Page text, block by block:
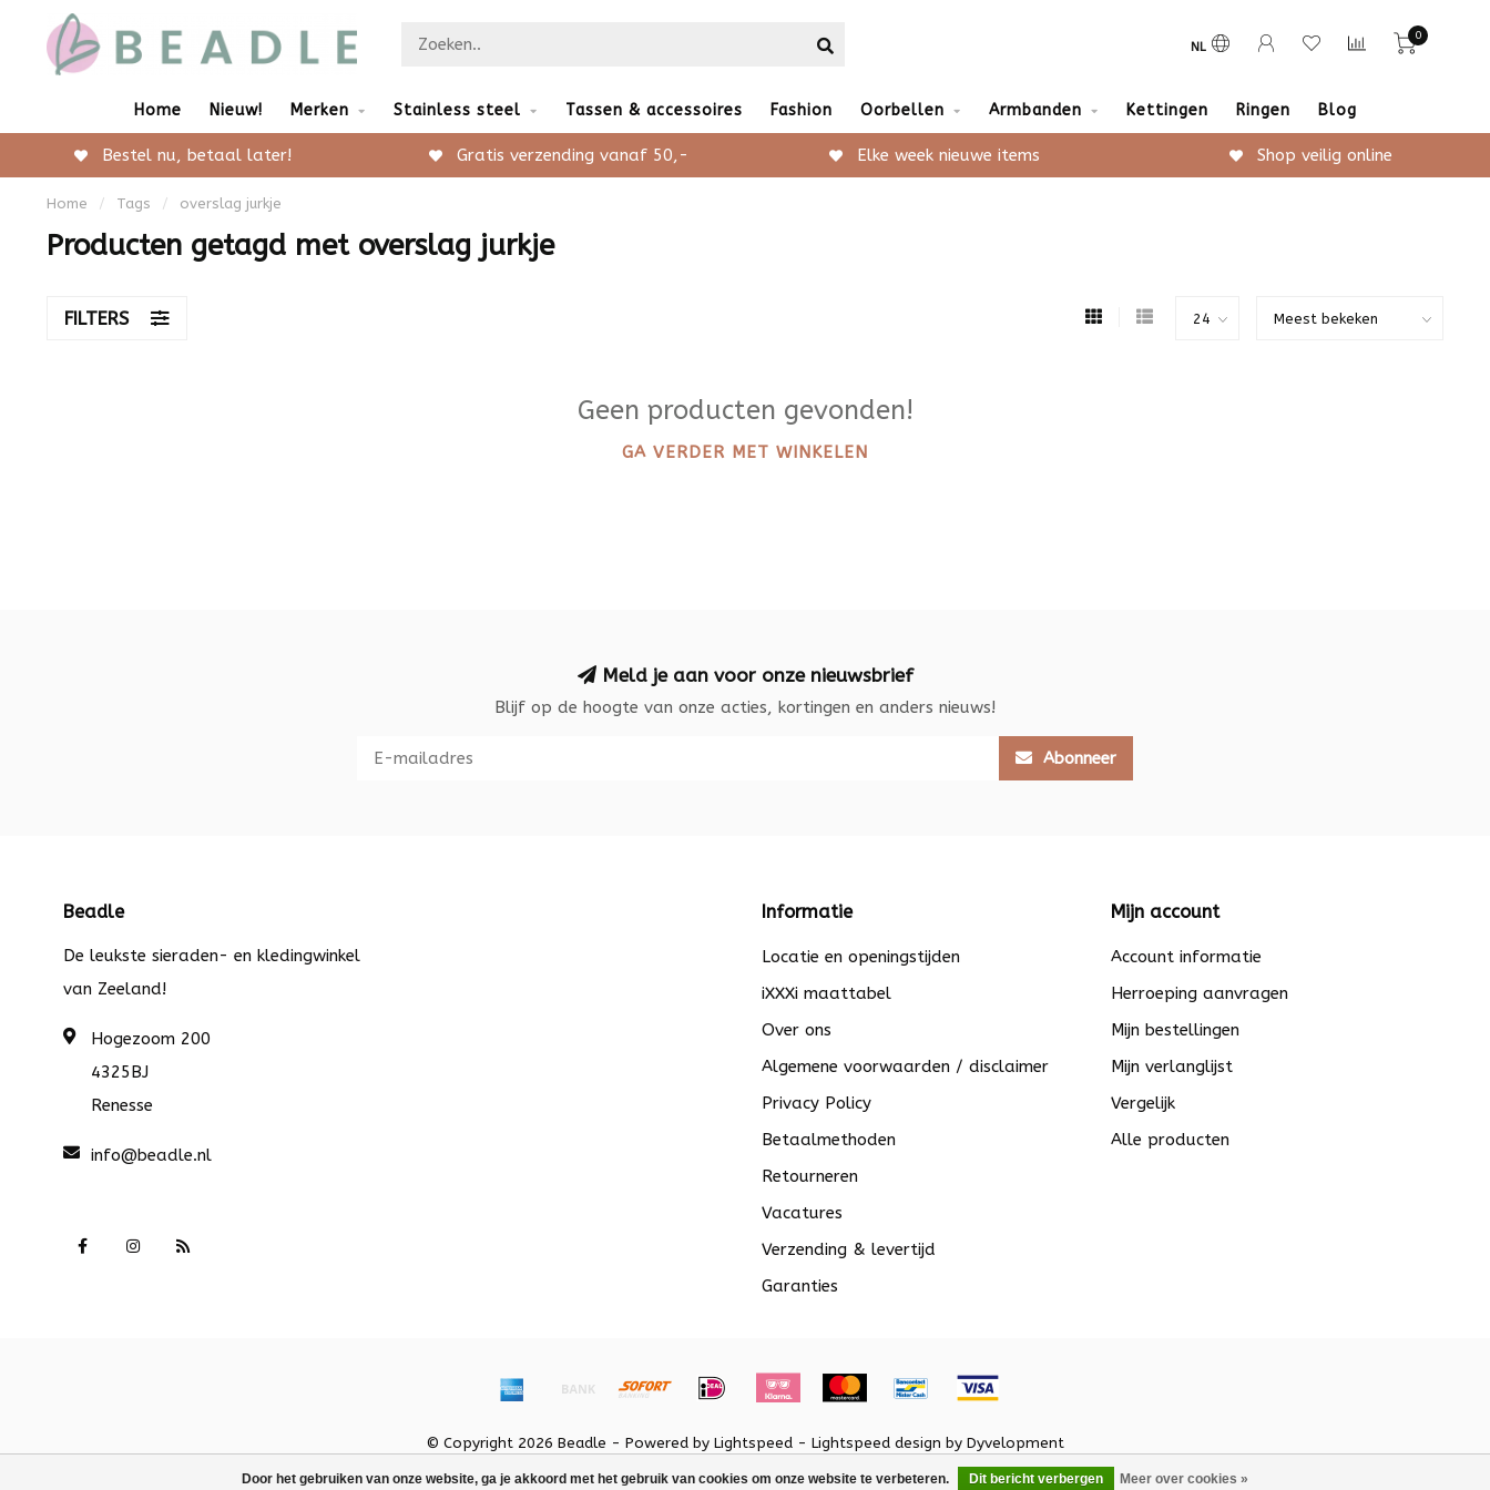
NL
0
Home Nieuw! Merken Stainless steel Tassen & accessoires Fashion Oorbellen Armbanden Kettingen Ringen Blog
Bestel nu, betaal later! Gratis verzending vanaf 50,- Elke week nieuwe items Shop veilig online
Home / Tags / overslag jurkje
Producten getagd met overslag jurkje
FILTERS
Geen producten gevonden!
GA VERDER MET WINKELEN
Door het gebruiken van onze website, ga je akkoord met het gebruik van cookies om onze website te verbeteren. Dit bericht verbergen Meer over cookies »
Meld je aan voor onze nieuwsbrief
Blijf op de hoogte van onze acties, kortingen en anders nieuws!
Abonneer
Beadle
De leukste sieraden- en kledingwinkel
van Zeeland!
Hogezoom 200
4325BJ
Renesse
info@beadle.nl
Informatie
Locatie en openingstijden
iXXXi maattabel
Over ons
Algemene voorwaarden / disclaimer
Privacy Policy
Betaalmethoden
Retourneren
Vacatures
Verzending & levertijd
Garanties
Mijn account
Account informatie
Herroeping aanvragen
Mijn bestellingen
Mijn verlanglijst
Vergelijk
Alle producten
© Copyright 2026 Beadle - Powered by Lightspeed - Lightspeed design by Dyvelopment